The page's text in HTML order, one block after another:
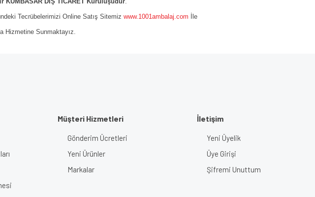
Tecrübelerimizi Online Satış Sitemiz www.1001ambalaj.com İle
Hizmetine Sunmaktayız.
Müşteri Hizmetleri
Gönderim Ücretleri
Yeni Ürünler
Markalar
İletişim
Yeni Üyelik
Üye Girişi
Şifremi Unuttum